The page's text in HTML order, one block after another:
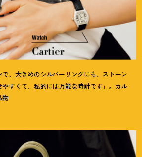
で、大きめのシルバーリングにも、ストーン
やすくて、私的には万能な時計です」。カル
物